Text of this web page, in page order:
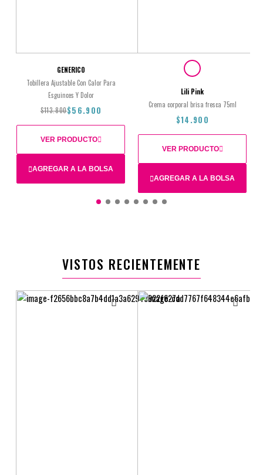
GENERICO
Tobillera Ajustable Con Calor Para
Esguinces Y Dolor
$113.800$56.900
AGREGAR A LA BOLSA
VER PRODUCTO
Lili Pink
Crema corporal brisa fresca 75ml
$14.900
AGREGAR A LA BOLSA
VER PRODUCTO
VISTOS RECIENTEMENTE